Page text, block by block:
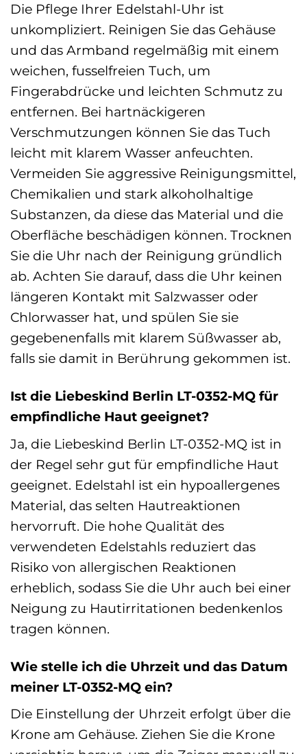
Die Pflege Ihrer Edelstahl-Uhr ist
unkompliziert. Reinigen Sie das Gehäuse
und das Armband regelmäßig mit einem
weichen, fusselfreien Tuch, um
Fingerabdrücke und leichten Schmutz zu
entfernen. Bei hartnäckigeren
Verschmutzungen können Sie das Tuch
leicht mit klarem Wasser anfeuchten.
Vermeiden Sie aggressive Reinigungsmittel,
Chemikalien und stark alkoholhaltige
Substanzen, da diese das Material und die
Oberfläche beschädigen können. Trocknen
Sie die Uhr nach der Reinigung gründlich
ab. Achten Sie darauf, dass die Uhr keinen
längeren Kontakt mit Salzwasser oder
Chlorwasser hat, und spülen Sie sie
gegebenenfalls mit klarem Süßwasser ab,
falls sie damit in Berührung gekommen ist.
Ist die Liebeskind Berlin LT-0352-MQ für
empfindliche Haut geeignet?
Ja, die Liebeskind Berlin LT-0352-MQ ist in
der Regel sehr gut für empfindliche Haut
geeignet. Edelstahl ist ein hypoallergenes
Material, das selten Hautreaktionen
hervorruft. Die hohe Qualität des
verwendeten Edelstahls reduziert das
Risiko von allergischen Reaktionen
erheblich, sodass Sie die Uhr auch bei einer
Neigung zu Hautirritationen bedenkenlos
tragen können.
Wie stelle ich die Uhrzeit und das Datum
meiner LT-0352-MQ ein?
Die Einstellung der Uhrzeit erfolgt über die
Krone am Gehäuse. Ziehen Sie die Krone